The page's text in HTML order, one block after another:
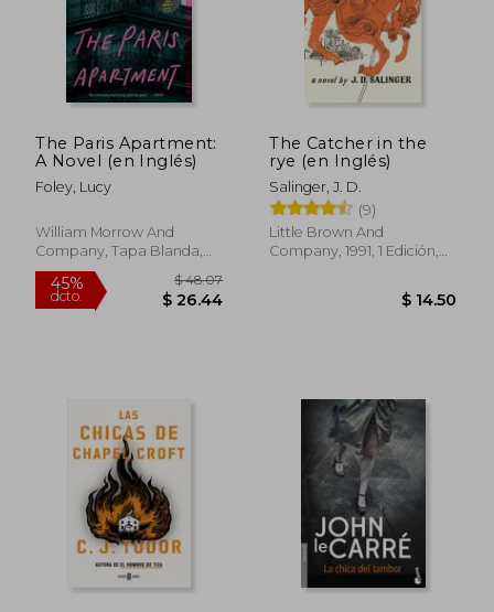
45%
dcto. $ 21.73
45%
dcto.
The Paris Apartment:
A Novel (en Inglés)
Foley, Lucy
William Morrow And
Company, Tapa Blanda,
Nuevo
The Catcher in the
rye (en Inglés)
Salinger, J. D.
(9)
Little Brown And
Company, 1991, 1 Edición,